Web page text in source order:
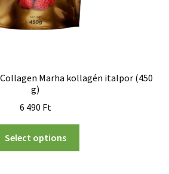
Marha kollagén italpor (450
g)
6 490 Ft
Select options